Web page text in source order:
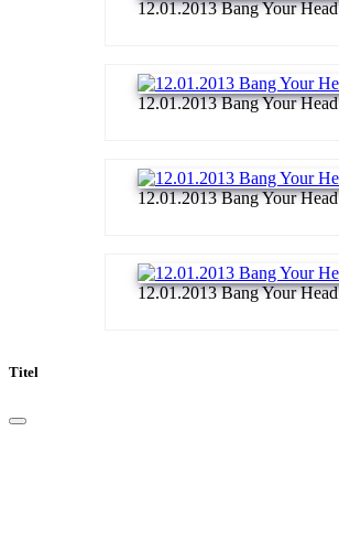
12.01.2013 Bang Your Head
12.01.2013 Bang Your Head
12.01.2013 Bang Your Head
12.01.2013 Bang Your Head
Titel